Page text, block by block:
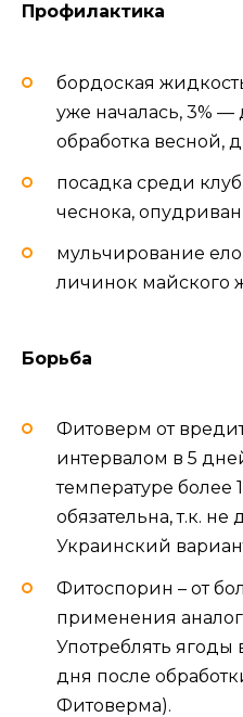
Профилактика
бордоская
уже началась, 3%
обработка весной,
посадка среди
чеснока,
мульчирование
личинок майского
Борьба
Фитоверм от
интервалом в 5
температуре более
обязательна, т.к.
Украинский
Фитоспорин – от
применения
Употреблять
дня после
Фитоверма).